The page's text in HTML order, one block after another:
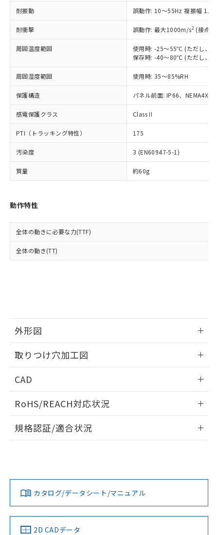
耐振動 誤動作: 10～55Hz 複振幅
耐衝撃 誤動作: 最大1000m/s2 (接点
周囲温度範囲
使用時: -25～55℃ (ただし、氷
保存時: -40～80℃ (ただし、氷
周囲湿度範囲 使用時: 35～85%RH
保護構造 パネル前面: IP66、NEMA4X,
感電保護クラス Class II
PTI（トラッキング特性） 175
汚染度 3 (EN60947-5-1)
質量 約60g
動作特性
全体の動きに必要な力(TTF)
全体の動き(TT)
外形図
取りつけ穴加工図
CAD
ドすることができます。
ログイン/会員登録
ダウンロードデータをご利用いただく前に、以下を必ずお読
みください。
ソフトウェアの使用条件
RoHS/REACH対応状況
EU RoHS 注意事項・凡例
対応済み
中国 RoHS 注意事項・凡例
規格認証/適合状況
LR型式承認
（イギリス
船舶規格）
DNV型式承認
（ノルウェー
BV型式承認
（フランス
KR型式
（韓国
カタログ/データシート/マニュアル
2D CADデータ
記載している更新日時点での社内デー
タに基づき作成されるものであり、閲
覧された時点での実際の在庫および標
準価格とは異なる場合があることをご
正式な納期状況および標準価格はお客
様のお取引先、またはお客様担当のオ
ムロン制御機器販売店・当社販売員に
オムロン制御機器販売店や当社販売拠
販売ネットワーク
」をご確認
ください。
在庫状況および標準価格結果を当社の
事前の承諾なく第三者に漏洩または開
示しないようお願いします。
マイパーツ機能（部品リスト作成サー
ビス）をご利用いただくには、I-Web
メンバーズにご登録されている必要が
および当社の共同利用者が、当社の製
品・サービスに関するお客様との取
をご了承ください。
※当社の共同利用者とは、"個人情報
鉛(Pb) 1000ppm以下、 水銀(Hg) 1000ppm以下、 カド
六価クロム(Cr(Ⅵ)) 1000ppm以下、ポリ臭化ビフェニル
類(PBB) 1000ppm以下、ポリ臭化ジフェニルエーテル類
(PBDE) 1000ppm以下、フタル酸ビス(2-エチルヘキシ
ル) (DEHP)(別名：DOP) 1000ppm以下、フタル酸ブチ
ルベンジル（BBP） 1000ppm以下、フタル酸ジブチル
（DBP） 1000ppm以下、フタル酸ジイソブチル
(DIBP) 1000ppm以下
但し、RoHS指令で産業用監視および制御機器に対する
適用除外項目は除く。
フタル酸エステル類の４物質については閾値を超える意
図的な使用がないことを確認しています。
※2 対応予定月
部品在庫の切り替え状況などにより、予定
月が前後することがあります。
下記の非含有証明書をダウンロードするこ
とができます。
EU RoHS指令（10物質）の非含有証明書
物質の対応では、対応完了までの期間は出
荷製品に未対応品が混在することから備考
既に当社にて対応品への在庫切替を完了
していることから、特段のことがない限
り、2022年1月12日より割愛しておりま
*中国RoHS10物質の基準値 (GB/T26572)：
Pb(鉛) :1000ppm、 Hg(水銀) : 1000ppm、 Cd(カドミウ
Cr(Ⅵ)(六価クロム) : 1000ppm、 PBBs(ポリ臭化ビフェ
ニル類) : 1000ppm、 PBDEs(ポリ臭化ジフェニルエーテ
ル) : 1000ppm、
DEHP(フタル酸ビス(2-エチルヘキシル)) : 1000ppm
※2 環境保護使用期限
「ｅ」：有害物質（10物質）のすべてが基
準値以下であることを示します。
「10」：通常の使用状況下において有害物
質が外部に漏えいし、環境に深刻な影響を
及ぼさない年数を意味します。
（以下｢規制貨物等」という）を輸出
または国外への提供する場合は、日本
国政府の輸出許可(または役務取引許
可)を取得するなどの必要な手続きを
当社は規制貨物を破棄する場合は、完
全に破砕するなど、違法に輸出されな
いよう必要な手段を講じます。
当社は貴社製品を、核兵器、ミサイ
ル、化学兵器、生物兵器またはその他
武器並びにこれらの製造装置等に一切
使用いたしません。
当社は、貴社製品を第三者に販売する
場合は、上記1、2および3の内容を当
該第三者に通知します。また当社は、
販売先および販売に係わる関係者が違
法に輸出するおそれがある場合は、取
り引きをいたしません。
○ 一定数以上の在庫あり
△ 一定数には満たないが在庫あり
在庫なし(最新の在庫状況につ
いては、お客様のお取引先、ま
たはお客様担当のオムロン制御
機器販売店・当社販売員にご確
認ください)
受注生産機種、また在庫状況の
情報を公開していない機種